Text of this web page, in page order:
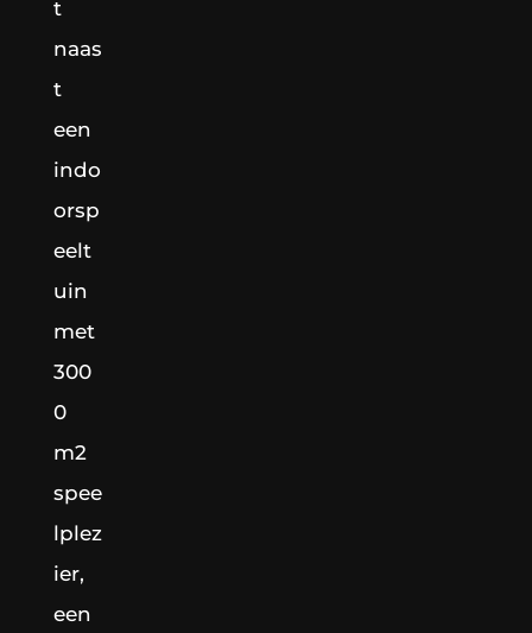
t
naas
t
een
indo
orsp
eelt
uin
met
300
0
m2
spee
lplez
ier,
een